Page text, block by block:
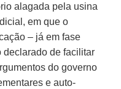
alagada pela usina
em que o
– já em fase
declarado de facilitar
do governo
e auto-